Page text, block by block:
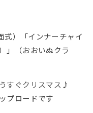
）「インナーチャイ
」（おおいぬクラ
うすぐクリスマス♪
プロードです